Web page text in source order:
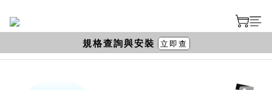
規格查詢與安裝 立即查